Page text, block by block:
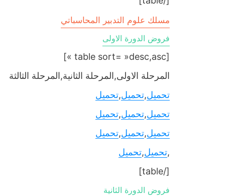
مسلك علوم التدبير المحاسباتي
فروض الدورة الاولى
[table sort= »desc,asc »]
المرحلة الاولى,المرحلة الثانية,المرحلة الثالثة
تحميل,تحميل,تحميل
تحميل,تحميل,تحميل
تحميل,تحميل,تحميل
,تحميل,تحميل
[/table]
فروض الدورة الثانية